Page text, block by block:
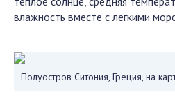
влажность вместе с легкими
Полуостров Ситония, Греция, на